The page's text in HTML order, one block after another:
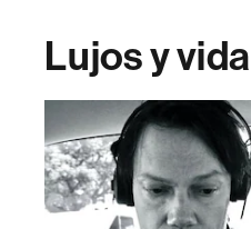
Lujos y